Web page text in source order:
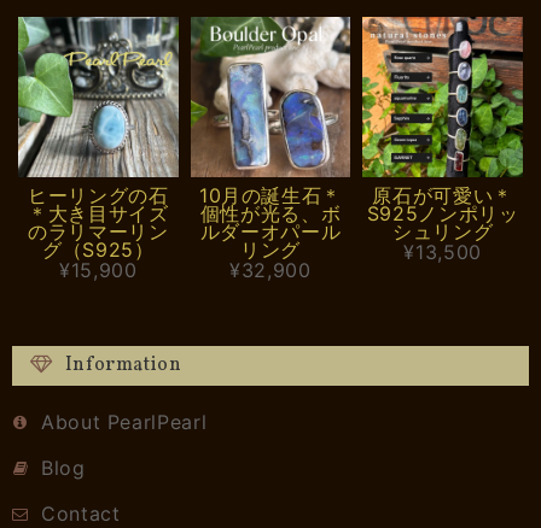
ヒーリングの石
＊大き目サイズ
のラリマーリン
グ（S925）
¥15,900
10月の誕生石＊
個性が光る、ボ
ルダーオパール
リング
¥32,900
原石が可愛い＊
S925ノンポリッ
シュリング
¥13,500
Information
About PearlPearl
Blog
Contact